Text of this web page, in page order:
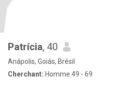
Patrícia, 40
Anápolis, Goiás, Brésil
Cherchant: Homme 49 - 69